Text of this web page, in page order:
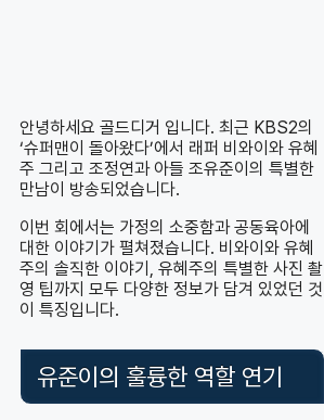
안녕하세요 골드디거 입니다. 최근 KBS2의
‘슈퍼맨이 돌아왔다’에서 래퍼 비와이와 유혜
주 그리고 조정연과 아들 조유준이의 특별한
만남이 방송되었습니다.
이번 회에서는 가정의 소중함과 공동육아에
대한 이야기가 펼쳐졌습니다. 비와이와 유혜
주의 솔직한 이야기, 유혜주의 특별한 사진 촬
영 팁까지 모두 다양한 정보가 담겨 있었던 것
이 특징입니다.
유준이의 훌륭한 역할 연기